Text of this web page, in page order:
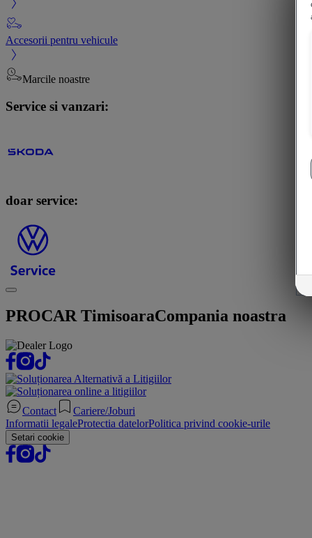
Accesorii pentru vehicule
Marcile noastre
Service si vanzari:
doar service:
PROCAR TimisoaraCompania noastra
Contact
Cariere/Joburi
Informatii legaleProtectia datelorPolitica privind cookie-urile
Setari cookie